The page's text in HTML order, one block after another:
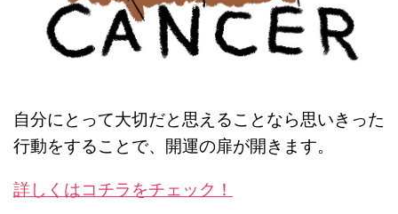
自分にとって大切だと思えることなら思いきった
行動をすることで、開運の扉が開きます。
詳しくはコチラをチェック！